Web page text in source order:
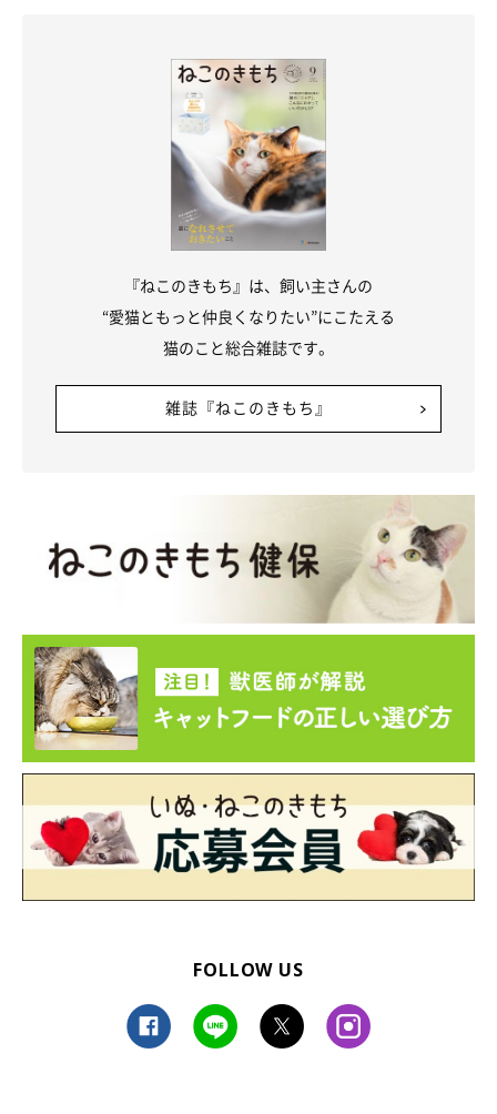
『ねこのきもち』は、飼い主さんの
“愛猫ともっと仲良くなりたい”にこたえる
猫のこと総合雑誌です。
雑誌『ねこのきもち』
FOLLOW US